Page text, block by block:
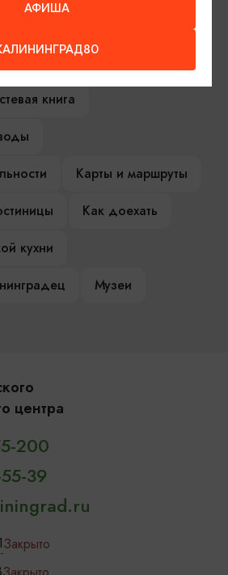
Афиша мероприятий
книга
Карты и маршруты
Как доехать
кухни
Музеи
центра
Закрыто
200
39
АФИША